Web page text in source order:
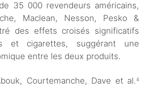
35 000 revendeurs américains,
Maclean, Nesson, Pesko &
des effets croisés significatifs
et cigarettes, suggérant une
entre les deux produits.
Courtemanche, Dave et al.4